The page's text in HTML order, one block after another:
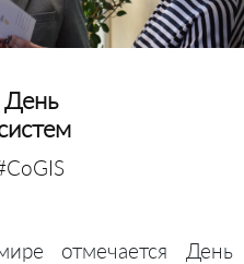
отмечается День